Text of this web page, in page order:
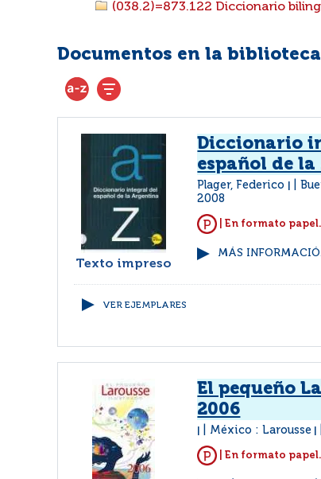
(038.2)=873.122 Diccionario
Documentos en la
Texto impreso
Diccionario
español de
Plager, Federico
2008
| En formato papel.
MÁS
VER EJEMPLARES
El pequeño
2006
México : Larousse
| En formato papel.